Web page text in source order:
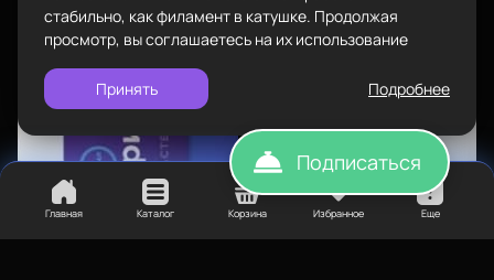
Главная Каталог Корзина Избранное Еще
стабильно, как филамент в катушке. Продолжая
просмотр, вы соглашаетесь на их использование
Принять Подробнее
Подписаться